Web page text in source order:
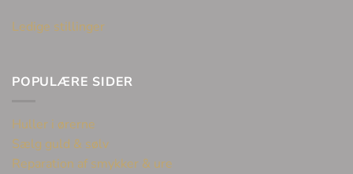
Ledige stillinger
POPULÆRE SIDER
Huller i ørerne
Sælg guld & sølv
Reparation af smykker & ure